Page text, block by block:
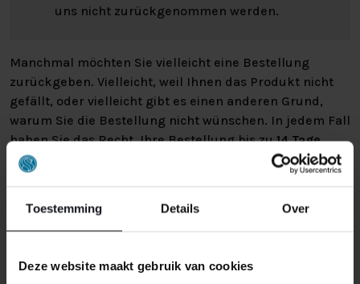
Toestemming Details Over
Deze website maakt gebruik van cookies
uns nicht zurückgenommen werden.
Manchmal möchten Sie vielleicht eine Bestellung
zurückgeben. Vielleicht, weil Ihnen das Produkt nicht
gefällt, oder vielleicht gibt es einen anderen Grund,
warum Sie die Bestellung nicht wünschen. In jedem Fall
haben Sie das Recht, Ihre Bestellung bis zu14 Tage
nach Erhalt ohne Angabe von Gründen zu widerrufen.
Bitte behandeln Sie das Produkt sorgfältig und
Sie es zurückschicken. Wenn das Produkt beschädigt
ist oder die Verpackung mehr als nötig beschädigt ist,
in Rechnung stellen.